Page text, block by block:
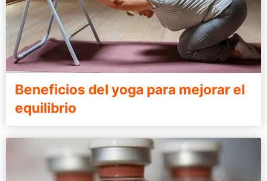
Beneficios del yoga para mejorar el
equilibrio